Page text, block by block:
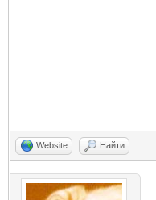
Website Найти